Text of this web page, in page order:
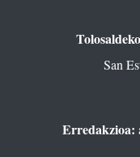
San
Erredakzioa: